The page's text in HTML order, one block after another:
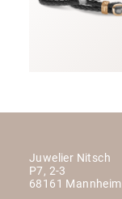
Juwelier Nitsch
P7, 2-3
68161 Mannheim